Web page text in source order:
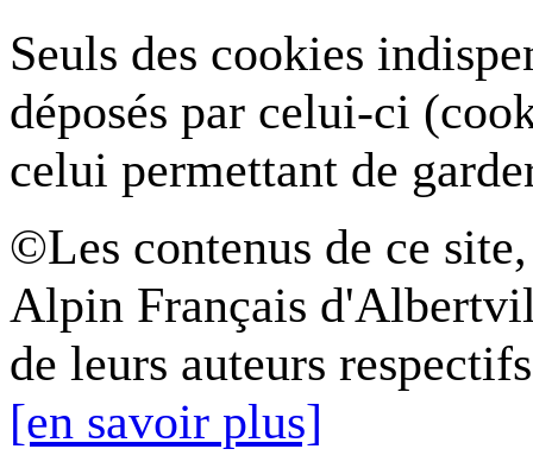
Seuls des cookies
déposés par celui-ci
celui permettant de
©Les contenus de ce
Alpin Français
de leurs auteurs
[en savoir plus]